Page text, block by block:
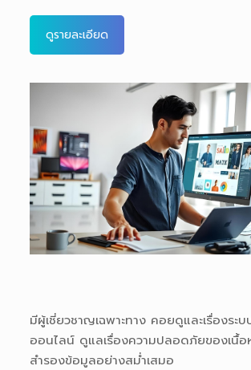
ดูรายละเอียด
มีผู้เชี่ยวชาญเฉพาะทาง คอยดูและเรื่องระบ
ออนไลน์ ดูแลเรื่องความปลอดภัยของเนื้อ
สำรองข้อมูลอย่างสม่ำเสมอ